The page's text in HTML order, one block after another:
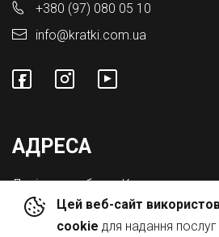
Цей веб-сайт
cookie для надання
+380 (97) 080 05 10
info@kratki.com.ua
АДРЕСА
Львівська обл., с. Конопниця,
Вул. Городоцька 8а